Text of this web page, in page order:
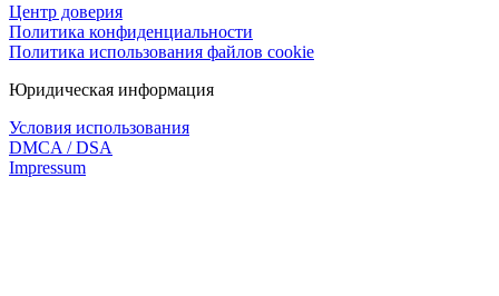
Центр доверия
Политика конфиденциальности
Политика использования файлов cookie
Юридическая информация
Условия использования
DMCA / DSA
Impressum